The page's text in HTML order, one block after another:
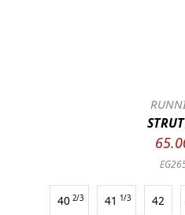
40 2/3 41 1/3 42